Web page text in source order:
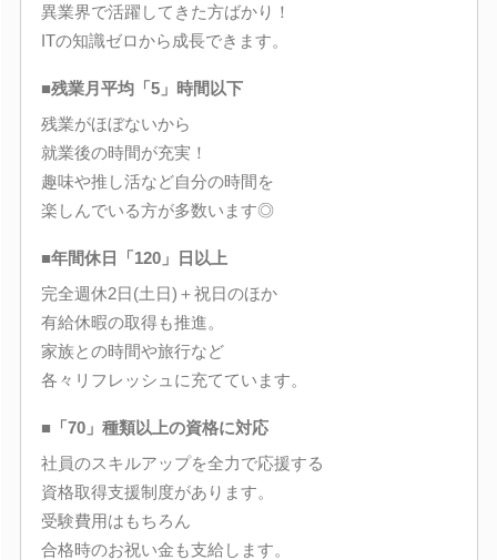
異業界で活躍してきた方ばかり！
ITの知識ゼロから成長できます。
■残業月平均「5」時間以下
残業がほぼないから
就業後の時間が充実！
趣味や推し活など自分の時間を
楽しんでいる方が多数います◎
■年間休日「120」日以上
完全週休2日(土日)＋祝日のほか
有給休暇の取得も推進。
家族との時間や旅行など
各々リフレッシュに充てています。
■「70」種類以上の資格に対応
社員のスキルアップを全力で応援する
資格取得支援制度があります。
受験費用はもちろん
合格時のお祝い金も支給します。